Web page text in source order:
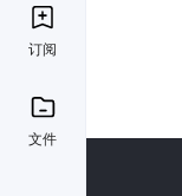
订阅
文件